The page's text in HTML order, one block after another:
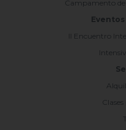
Campamento
II Encuentro